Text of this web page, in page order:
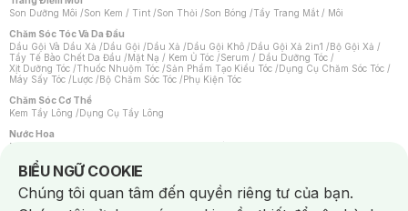
Son Dưỡng Môi /Son Kem / Tint /Son Thỏi /Son Bóng /Tẩy Trang Mắt / Môi
Chăm Sóc Tóc Và Da Đầu
Dầu Gội Và Dầu Xả /Dầu Gội /Dầu Xả /Dầu Gội Khô /Dầu Gội Xả 2in1 /Bộ Gội Xả /
Tẩy Tế Bào Chết Da Đầu /Mặt Nạ / Kem Ủ Tóc /Serum / Dầu Dưỡng Tóc /
Xịt Dưỡng Tóc /Thuốc Nhuộm Tóc /Sản Phẩm Tạo Kiểu Tóc /Dụng Cụ Chăm Sóc Tóc /
Máy Sấy Tóc /Lược /Bộ Chăm Sóc Tóc /Phụ Kiện Tóc
Chăm Sóc Cơ Thể
Kem Tẩy Lông /Dụng Cụ Tẩy Lông
Nước Hoa
Nước Hoa Nữ
Chăm Sóc Cá Nhân
Chống Muỗi /Khẩu Trang /Máy Massage/Mặt Nạ Xông Hơi /Nước Rửa Tay/
Sản Phẩm Chăm Sóc Khác /Bàn Chải Đánh Răng /Bàn Chải Điện/
BIỂU NGỮ COOKIE
Notice about cookies usage
Chúng tôi quan tâm đến quyền riêng tư của bạn.